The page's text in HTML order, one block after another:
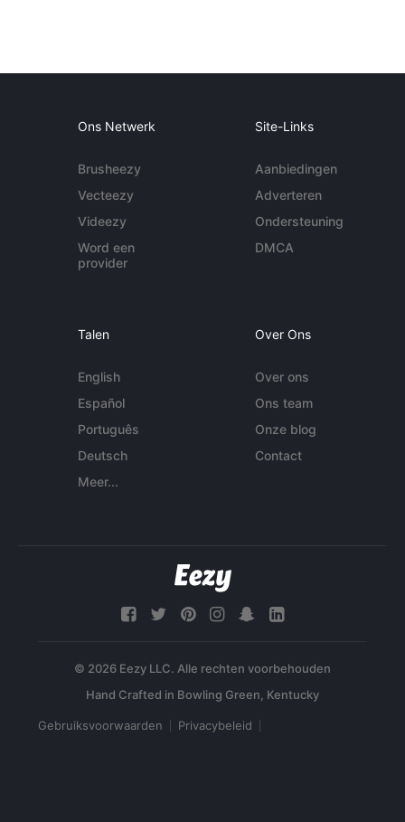
Ons Netwerk
Brusheezy
Vecteezy
Videezy
Word een
provider
Site-Links
Aanbiedingen
Adverteren
Ondersteuning
DMCA
Talen
English
Español
Português
Deutsch
Meer...
Over Ons
Over ons
Ons team
Onze blog
Contact
© 2026 Eezy LLC. Alle rechten voorbehouden
Gebruiksvoorwaarden Privacybeleid